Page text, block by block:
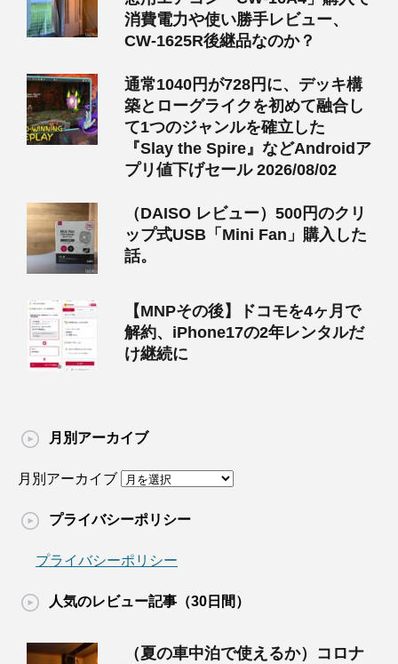
消費電力や使い勝手レビュー、
CW-1625R後継品なのか？
通常1040円が728円に、デッキ構
築とローグライクを初めて融合し
て1つのジャンルを確立した
『Slay the Spire』などAndroidア
プリ値下げセール 2026/08/02
（DAISO レビュー）500円のクリ
ップ式USB「Mini Fan」購入した
話。
【MNPその後】ドコモを4ヶ月で
解約、iPhone17の2年レンタルだ
け継続に
月別アーカイブ
月別アーカイブ
プライバシーポリシー
プライバシーポリシー
人気のレビュー記事（30日間）
（夏の車中泊で使えるか）コロナ